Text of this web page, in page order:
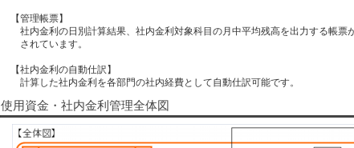
【管理帳票】
社内金利の日別計算結果、社内金利対象科目の月中平均残高を出力する帳票
されています。
【社内金利の自動仕訳】
計算した社内金利を各部門の社内経費として自動仕訳可能です。
使用資金・社内金利管理全体図